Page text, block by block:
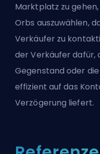
Marktplatz zu
Orbs auszuwählen,
Verkäufer zu
der Verkäufer dafür,
Gegenstand oder
effizient auf das
Verzögerung liefert.